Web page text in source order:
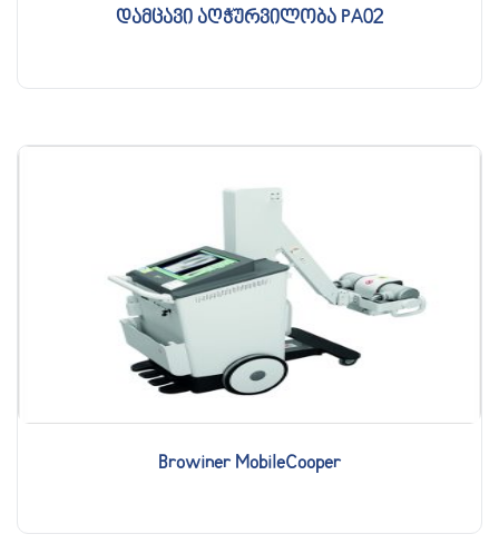
დამცავი აღჭურვილობა PA02
Browiner MobileCooper